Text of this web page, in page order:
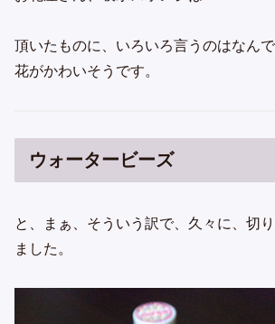
頂いたものに、いろいろ言うのはなんで
花がかわいそうです。
ウォータービーズ
と、まぁ、そういう訳で、久々に、切
ました。